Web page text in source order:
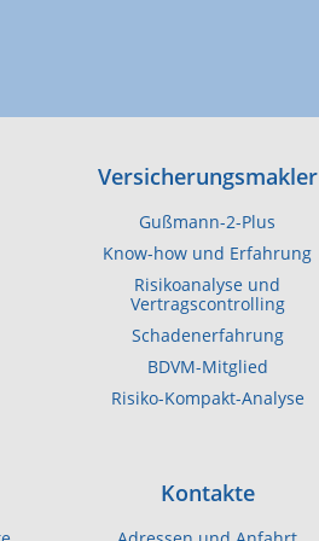
Versicherungsmakler
Gußmann-2-Plus
Know-how und Erfahrung
Risikoanalyse und
Vertragscontrolling
Schadenerfahrung
BDVM​-Mitglied
Risiko-Kompakt-Analyse
Kontakte